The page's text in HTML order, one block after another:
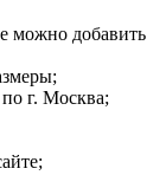
можно добавить
г. Москва;